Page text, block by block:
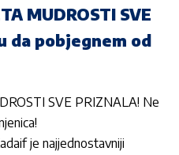
MUDROSTI SVE
da pobjegnem od
SVE PRIZNALA! Ne
je najjednostavniji